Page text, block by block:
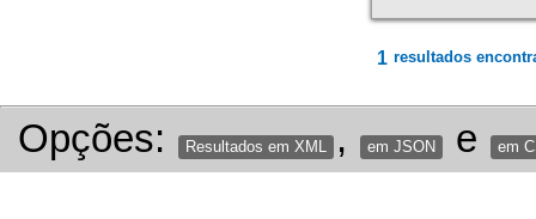
1 resultados
Opções: Resultados em XML , em JSON e em